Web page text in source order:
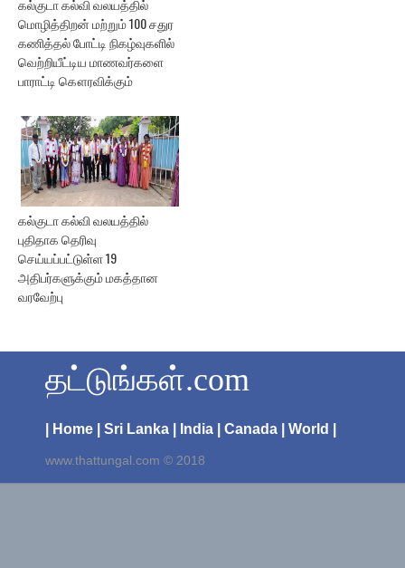
கல்குடா கல்வி வலயத்தில்
மொழித்திறன் மற்றும் 100 சதுர
கணித்தல் போட்டி நிகழ்வுகளில்
வெற்றியீட்டிய மாணவர்களை
பாராட்டி கௌரவிக்கும்
கல்குடா கல்வி வலயத்தில்
புதிதாக தெரிவு
செய்யப்பட்டுள்ள 19
அதிபர்களுக்கும் மகத்தான
வரவேற்பு
தட்டுங்கள்.com
| Home | Sri Lanka | India | Canada | World |
www.thattungal.com © 2018